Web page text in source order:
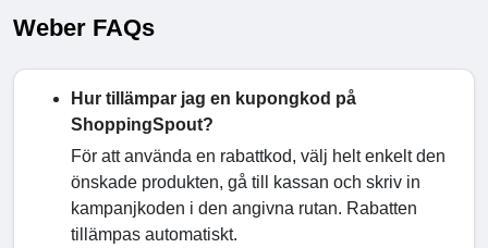
Weber FAQs
Hur tillämpar jag en kupongkod på
ShoppingSpout?
För att använda en rabattkod, välj helt enkelt den
önskade produkten, gå till kassan och skriv in
kampanjkoden i den angivna rutan. Rabatten
tillämpas automatiskt.